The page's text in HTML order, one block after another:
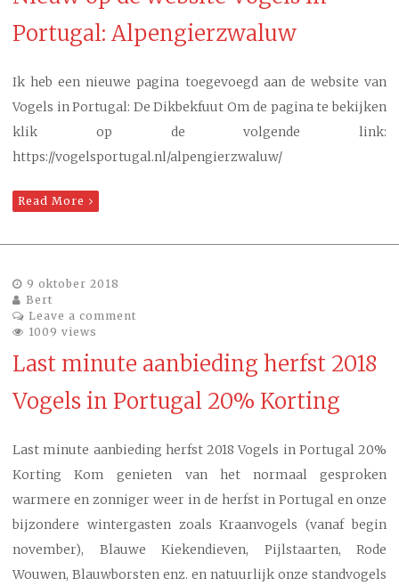
Portugal: Alpengierzwaluw
Ik heb een nieuwe pagina toegevoegd aan de website van
Vogels in Portugal: De Dikbekfuut Om de pagina te bekijken
klik op de volgende link:
https://vogelsportugal.nl/alpengierzwaluw/
Read More
9 oktober 2018
Bert
Leave a comment
1009 views
Last minute aanbieding herfst 2018
Vogels in Portugal 20% Korting
Last minute aanbieding herfst 2018 Vogels in Portugal 20%
Korting Kom genieten van het normaal gesproken
warmere en zonniger weer in de herfst in Portugal en onze
bijzondere wintergasten zoals Kraanvogels (vanaf begin
november), Blauwe Kiekendieven, Pijlstaarten, Rode
Wouwen, Blauwborsten enz. en natuurlijk onze standvogels